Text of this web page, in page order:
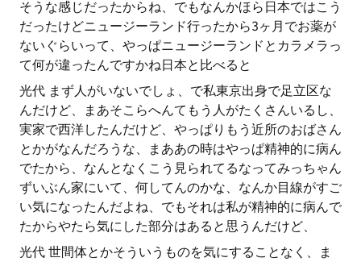
そうな感じだったからね、でもなんかほら日本ではこう
だったけどニュージーランド行ったから3ヶ月でお薬が
ないぐらいって、やっぱニュージーランドとカラメラっ
て何が違ったんですかね日本と比べると
光代 まず人がいないでしょ、で私東京出身で足立区な
んだけど、まあそこらへんてもう人がたくさんいるし、
実家で西洋したんだけど、やっぱりもう近所のおばさん
とかがなんだろうな、まああの時はやっぱ精神的に病ん
でたから、なんとなくこう見られてるなってみっちゃん
ずいぶん家にいて、何してんのかな、なんか目線がすご
い気になったんだよね、でもそれは私が精神的に病んで
たからやたら気にした部分はあると思うんだけど、
光代 世間体とかそういうものを気にすることなく、ま